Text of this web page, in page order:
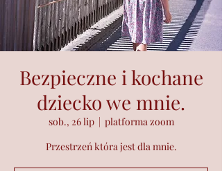
Bezpieczne i kochane
dziecko we mnie.
sob., 26 lip
  |
platforma zoom
Przestrzeń która jest dla mnie.